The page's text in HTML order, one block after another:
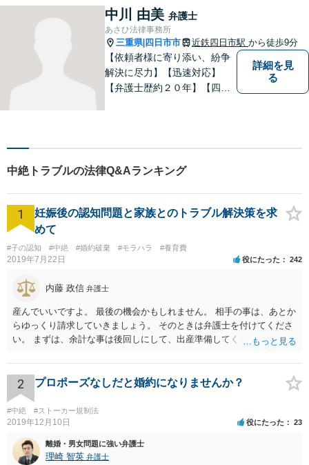
（使用者側）／交通事故／相
続問題など、幅広く対応。お
気軽にご相談ください。
中川 由美 弁護士
あさひ法律事務所
三重県| 四日市市 近鉄四日市駅 から徒歩9分
【依頼者様に寄り添い、紛争
解決に尽力】【迅速対応】
【弁護士歴約２０年】【四日
詳細を見
る
中絶トラブルの法律Q&Aランキング
1
妊娠後の認知問題と家族とのトラブル解決策を求
めて
#子の認知 #中絶 #婚約破棄 #モラハラ #養育費
2019年7月22日 役にたった 242
内藤 政信 弁護士
産んでいいですよ。 最後の機会かもしれません。 相手の事は、あとか
らゆっくり請求していきましょう。 そのときは弁護士を付けてくださ
い。 まずは、余計な事は後回しにして、出産準備してください。
2 プロポーズなしだと婚約になりませんか？
#中絶 #ストーカー規制法
2019年12月10日 役にたった 23
離婚・男女問題に強い弁護士
理崎 智英 弁護士